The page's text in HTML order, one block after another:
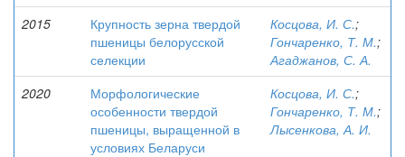
2015
Крупность зерна твердой
пшеницы белорусской
селекции
Косцова, И. С.;
Гончаренко, Т. М.;
Агаджанов, С. А.
2020
Морфологические
особенности твердой
пшеницы, выращенной в
условиях Беларуси
Косцова, И. С.;
Гончаренко, Т. М.;
Лысенкова, А. И.